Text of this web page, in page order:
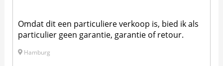
Omdat dit een particuliere verkoop is, bied ik als
particulier geen garantie, garantie of retour.
Hamburg